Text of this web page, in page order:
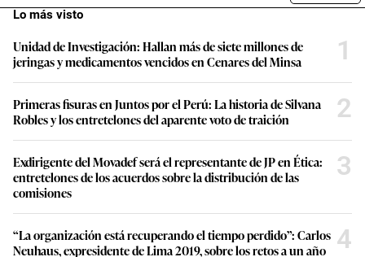
Lo más visto
Unidad de Investigación: Hallan más de siete millones de
jeringas y medicamentos vencidos en Cenares del Minsa
1
Primeras fisuras en Juntos por el Perú: La historia de Silvana
Robles y los entretelones del aparente voto de traición
2
Exdirigente del Movadef será el representante de JP en Ética:
entretelones de los acuerdos sobre la distribución de las
comisiones
3
“La organización está recuperando el tiempo perdido”: Carlos
Neuhaus, expresidente de Lima 2019, sobre los retos a un año
4